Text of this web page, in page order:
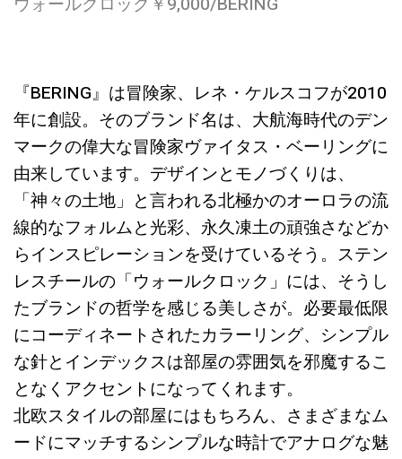
『BERING』は冒険家、レネ・ケルスコフが2010
年に創設。そのブランド名は、 大航海時代のデン
マークの偉大な冒険家ヴァイタス・ベーリングに
由来しています。デザインとモノづくりは、
「神々の土地」と言われる北極かのオーロラの流
線的なフォルムと光彩、永久凍土の頑強さなどか
らインスピレーションを受けているそう。ステン
レスチールの「ウォールクロック」には、そうし
たブランドの哲学を感じる美しさが。必要最低限
にコーディネートされたカラーリング、シンプル
な針とインデックスは部屋の雰囲気を邪魔するこ
となくアクセントになってくれます。
北欧スタイルの部屋にはもちろん、さまざまなム
ードにマッチするシンプルな時計でアナログな魅